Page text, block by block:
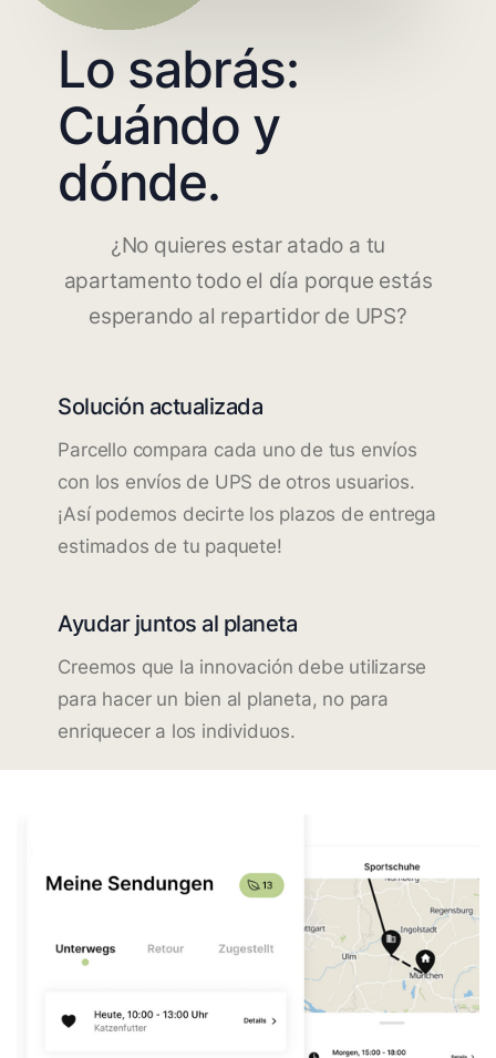
Lo sabrás:
Cuándo y
dónde.
¿No quieres estar atado a tu
apartamento todo el día porque estás
esperando al repartidor de UPS?
Solución actualizada
Parcello compara cada uno de tus envíos
con los envíos de UPS de otros usuarios.
¡Así podemos decirte los plazos de entrega
estimados de tu paquete!
Ayudar juntos al planeta
Creemos que la innovación debe utilizarse
para hacer un bien al planeta, no para
enriquecer a los individuos.